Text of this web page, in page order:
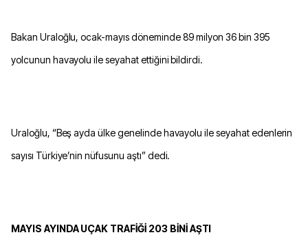
Bakan Uraloğlu, ocak-mayıs döneminde 89 milyon 36 bin 395
yolcunun havayolu ile seyahat ettiğini bildirdi.
Uraloğlu, “Beş ayda ülke genelinde havayolu ile seyahat edenlerin
sayısı Türkiye’nin nüfusunu aştı” dedi.
MAYIS AYINDA UÇAK TRAFİĞİ 203 BİNİ AŞTI